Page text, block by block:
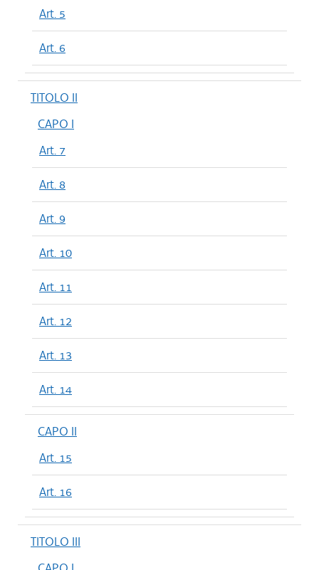
Art. 5
Art. 6
TITOLO II
CAPO I
Art. 7
Art. 8
Art. 9
Art. 10
Art. 11
Art. 12
Art. 13
Art. 14
CAPO II
Art. 15
Art. 16
TITOLO III